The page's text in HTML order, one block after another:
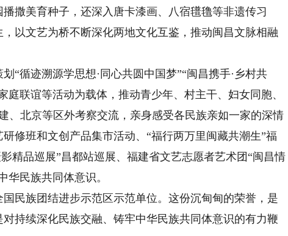
美育种子，还深入唐卡漆画、八宿氆氇等非遗传习
以文艺为桥不断深化两地文化互鉴，推动闽昌文脉相融
循迹溯源学思想·同心共圆中国梦”“闽昌携手·乡村共
联谊等活动为载体，推动青少年、村主干、妇女同胞、
、北京等区外考察交流，亲身感受各民族亲如一家的深情
修班和文创产品集市活动、“福行两万里闽藏共潮生”福
精品巡展”昌都站巡展、福建省文艺志愿者艺术团“闽昌情
华民族共同体意识。
族团结进步示范区示范单位。这份沉甸甸的荣誉，是
持续深化民族交融、铸牢中华民族共同体意识的有力鞭